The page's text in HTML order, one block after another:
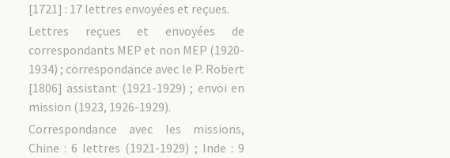
[1721] : 17 lettres envoyées et reçues.
Lettres reçues et envoyées de
correspondants MEP et non MEP (1920-
1934) ; correspondance avec le P. Robert
[1806] assistant (1921-1929) ; envoi en
mission (1923, 1926-1929).
Correspondance avec les missions,
Chine : 6 lettres (1921-1929) ; Inde : 9